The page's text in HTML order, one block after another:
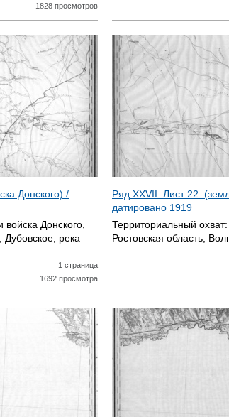
1828 просмотров
Донского) /
войска Донского,
Дубовское, река
1 страница
1692 просмотра
Ряд XXVII. Лист 22.
датировано 1919
Территориальный охват:
Ростовская область,